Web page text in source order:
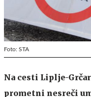
Foto: STA
Na cesti Liplje-
prometni nesreči